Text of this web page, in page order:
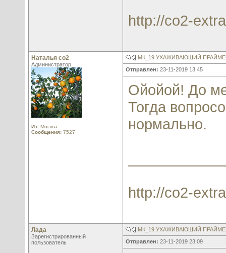
http://co2-
Наталья со2
Администратор
Из: Москва
Сообщения: 7527
МК_19 УХАЖИВАЮЩИЙ
Отправлен: 23-11-2019 13:45
Ойойой! До
Тогда
нормально.
http://co2-
Лада
Зарегистрированный
пользователь
МК_19 УХАЖИВАЮЩИЙ
Отправлен: 23-11-2019 23:09